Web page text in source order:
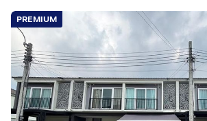
PREMIUM